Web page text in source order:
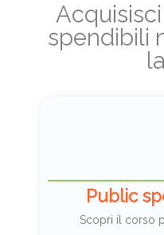
spendibili
Public
Scopri il corso